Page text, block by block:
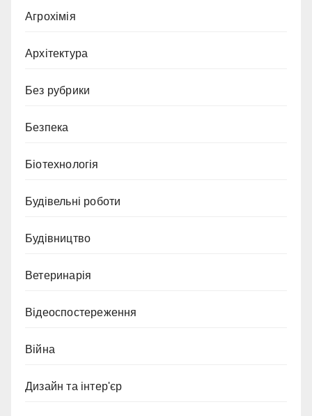
Агрохімія
Архітектура
Без рубрики
Безпека
Біотехнологія
Будівельні роботи
Будівництво
Ветеринарія
Відеоспостереження
Війна
Дизайн та інтер'єр